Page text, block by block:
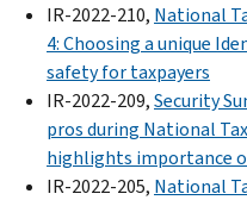
IR-2022-210, National
4: Choosing a unique
safety for taxpayers
IR-2022-209,Security
pros during National
highlights importance
IR-2022-205, National